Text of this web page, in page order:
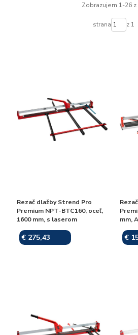
Zobrazujem 1-26 z
strana z 1
Rezač dlažby Strend Pro
Premium NPT-BTC160, oceľ,
1600 mm, s laserom
€ 275,43
mm,
€